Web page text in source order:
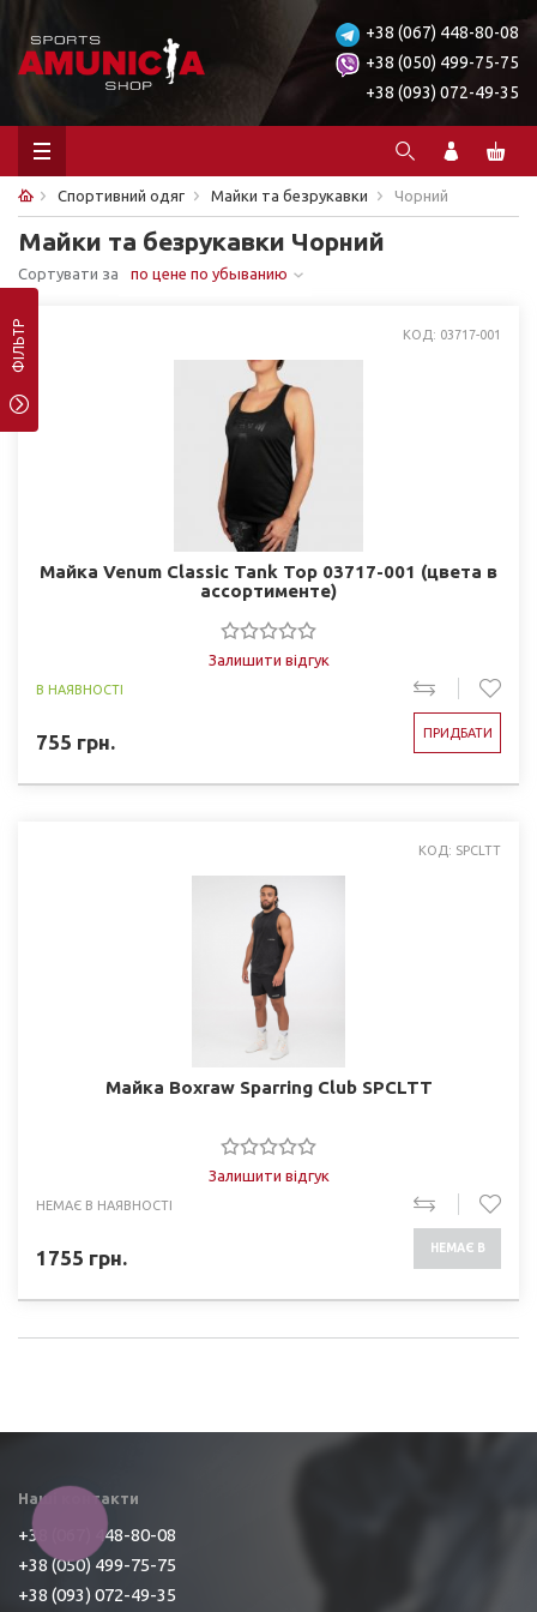
+38 (067) 448-80-08
+38 (050) 499-75-75
+38 (093) 072-49-35
Спортивний одяг Майки та безрукавки Чорний
Майки та безрукавки Чорний
Сортувати за по цене по убыванию
ФІЛЬТР КОД: 03717-001
Майка Venum Classic Tank Top 03717-001 (цвета в
ассортименте)
Залишити відгук
В НАЯВНОСТІ
755 грн. ПРИДБАТИ
КОД: SPCLTT
Майка Boxraw Sparring Club SPCLTT
Залишити відгук
НЕМАЄ В НАЯВНОСТІ
1755 грн. НЕМАЄ В
Наші контакти
+38 (067) 448-80-08
+38 (050) 499-75-75
+38 (093) 072-49-35